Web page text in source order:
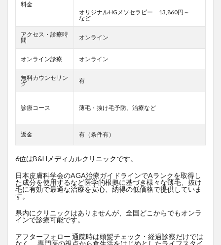
料金
オリジナルHGメソセラピー 13,860円～
など
アクセス・診療時
間
オンライン
オンライン診療 オンライン
無料カウンセリン
グ
有
診療コース 薄毛・抜け毛予防、治療など
返金 有（条件有）
6位はB&Hメディカルクリニックです。
日本皮膚科学会のAGA治療ガイドラインでAランクを取得し
た成分を使用するなど医学的根拠に基づき様々な薄毛、抜け
毛に有効で最適な治療を安心、納得の低価格で提供していま
す。
県内にクリニックはありませんが、全国どこからでもオンラ
インで診療可能です。
アフターフォロー 通院時は頭髪チェック・経過診察だけでは
なく、 専門医の視点から食生活をはじめとしたライフスタイ